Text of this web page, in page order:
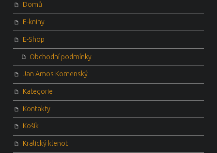
Domů
E-knihy
E-Shop
Obchodní podmínky
Jan Amos Komenský
Kategorie
Kontakty
Košík
Kralický klenot